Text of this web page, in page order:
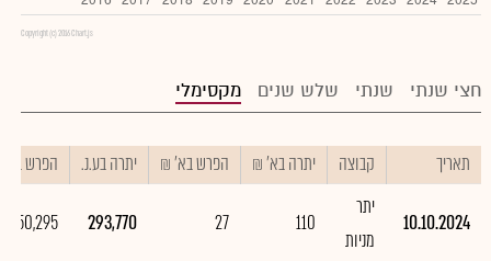
Copyright (c) 2016 Chart.js
חצי שנתי שנתי שלש שנים מקסימלי
תאריך קבוצה יתרה בא' ₪ הפרש בא' ₪ יתרה בע.נ. הפרש
10.10.2024
יתר
מניות
110
27
293,770
50,295